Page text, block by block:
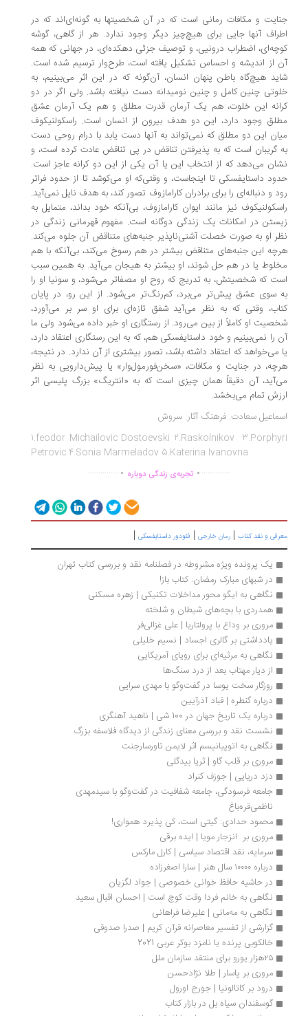
و مکافات رمانی است که در آن شخصیتها به گونه‌ای‌اند که در
آنها جایی برای هیچ‌چیز دیگر وجود ندارد. هر از گاهی‌، گوشه
‌اضطراب درونیی، ‌و توصیف جزئی دهکده‌ای، ‌در جهانی که همه
از اندیشه و احساس تشکیل یافته است، ‌طرح‌وار ترسیم شده است.
هیچ‌گاه باطن پنهان انسان،‌ آن‌گونه که در این اثر می‌بینیم، به
چنین کامل و چنین نومیدانه دست نیافته باشد. ولی اگر در دو
این خلوت، ‌هم یک آرمان قدرت مطلق و هم یک آرمان عشق
وجود دارد، این دو هدف بیرون از انسان است. راسکولنیکوف
این دو مطلق که نمی‌تواند به آنها دست یابد با درام روحی دست
گریبان است که به پذیرفتن تناقض در پی تناقض عادت کرده است،‌ و
می‌دهد که از انتخاب این یا آن یکی از این دو کرانه عاجز است.
داستایفسکی تا اینجاست،‌ و وقتی‌که او می‌کوشد تا از حدود فراتر
و دنباله‌ای را برای برادران کارامازوف تصور کند، ‌به هدف نایل نمی‌آید.
نیز مانند ایوان کارامازوف، ‌بی‌آنکه خود بداند، ‌متمایل به
در امکانات یک زندگی دوگانه است. مفهوم قهرمانی زندگی در
او به صورت خصلت آشتی‌ناپذیر جنبه‌های متناقض آن جلوه می‌کند.
این جنبه‌های متناقض بیشتر در هم رسوخ می‌کند، ‌بی‌آنکه با هم
یا در هم حل شوند، ‌او بیشتر به هیجان می‌آید. به همین سبب
که شخصیتش،‌ به تدریج که روح او مصفاتر می‌شود، ‌و سونیا او را
سوی عشق پیش‌تر می‌برد،‌ کم‌رنگ‌تر می‌شود. از این رو، ‌در پایان
‌وقتی که به نظر می‌آید شفق تازه‌ای برای او سر بر می‌آورد،
او کاملاً از بین می‌رود. از رستگاری او خبر داده می‌شود ‌ولی ما
را نمی‌بینیم و خود داستایفسکی هم،‌ که به این رستگاری اعتقاد دارد،
می‌خواهد که اعتقاد داشته باشد، تصور بیشتری از آن ندارد. در نتیجه،
‌در جنایت و مکافات، «سخن‌فورمول‌وار» یا پیش‌دارویی به نظر
آن دقیقاً همان چیزی است که به «انتریگ» بزرگ پلیسی اثر
تمام می‌بخشد.
سعادت. فرهنگ آثار. سروش
1.feodor Michailovic Dostoevski 2.Raskolnikov
Petrovic 4.Sonia Marmeladov 5.Katerina Ivanovna
................تجربه‌ی زندگی دوباره ...............
و نقد کتاب|رمان خارجی|فئودور داستایفسکی|
یک پرونده ویژه مشروطه در فصلنامه نقد و بررسی کتاب تهران
در شبهای مبارک رمضان: کتاب باز!
نگاهی به ایگو محور مداخلات تکنیکی | زهره مسکنی
همدردی با بچه‌های شیطان و شلخته
مروری بر وداع با پرولتاریا | علی غزالی‌فر
یادداشتی بر گالری اجساد | نسیم خلیلی
نگاهی به مرثیه‌ای برای رویای آمریکایی
از دیار مهتاب بعد از درد سنگ‌ها
روزگار سخت یوسا در گفت‌وگو با مهدی سرایی
درباره گنطره | قباد آذرآیین
درباره یک تاریخ جهان در 100 شی | ناهید آهنگری
نشست نقد و بررسی معنای زندگی از دیدگاه فلاسفه بزرگ
نگاهی به اتوپیانیسم اثر لایمن تاورسارجنت
مروری بر قلب گاو | ثریا بیدگلی
دزد دریایی | جوزف کنراد
جامعه فرسودگی، جامعه شفافیت در گفت‌وگو با سیدمهدی
ناظمی‌قره‌باغ
محمود حدادی: گیتی است، کی پذیرد همواری!
مروری بر  انزجار مویا | ایده برقی
سرمایه، نقد اقتصاد سیاسی | کارل مارکس
درباره ۱۰۰۰۰ سال هنر | سارا اصغرزاده
در حاشیه حافظ‌ خوانی خصوصی | جواد لگزیان
نگاهی به خانم فردا وقت کوچ است | احسان اقبال سعید
نگاهی به مه‌مانی | علیرضا فراهانی
گزارشی از تفسیر معاصرانه قرآن کریم | صدرا صدوقی
خالکوبی پرنده یا نامزد بوکر عربی 2021
مروری بر پاسار | طلا نژادحسن
درود بر کاتالونیا | جورج اورول
گوسفندان سیاه بل در بازار کتاب